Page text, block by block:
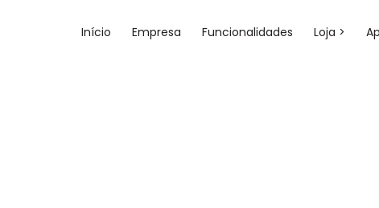
Início Empresa Funcionalidades Loja >